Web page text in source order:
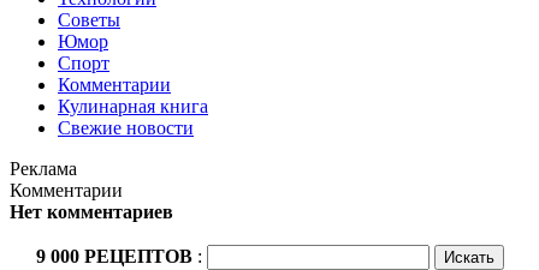
Советы
Юмор
Спорт
Комментарии
Кулинарная книга
Свежие новости
Реклама
Комментарии
Нет комментариев
9 000 РЕЦЕПТОВ :